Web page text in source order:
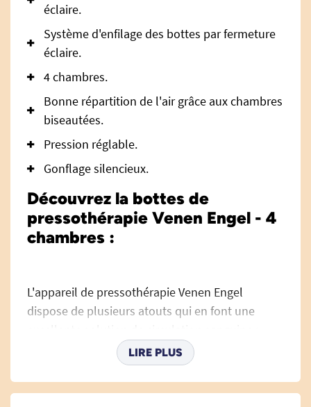
éclaire.
Système d'enfilage des bottes par fermeture
éclaire.
4 chambres.
Bonne répartition de l'air grâce aux chambres
biseautées.
Pression réglable.
Gonflage silencieux.
Découvrez la bottes de
pressothérapie Venen Engel - 4
chambres :
L'appareil de pressothérapie Venen Engel
dispose de plusieurs atouts qui en font une
Facilite la circulation sanguine
permet de réduire l'apparition des
oedèmes, varices et jambes lourdes.
LIRE PLUS